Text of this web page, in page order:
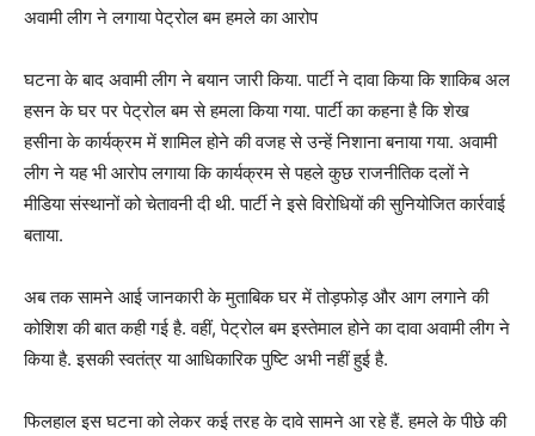
अवामी लीग ने लगाया पेट्रोल बम हमले का आरोप
घटना के बाद अवामी लीग ने बयान जारी किया. पार्टी ने दावा किया कि शाकिब अल
हसन के घर पर पेट्रोल बम से हमला किया गया. पार्टी का कहना है कि शेख
हसीना के कार्यक्रम में शामिल होने की वजह से उन्हें निशाना बनाया गया. अवामी
लीग ने यह भी आरोप लगाया कि कार्यक्रम से पहले कुछ राजनीतिक दलों ने
मीडिया संस्थानों को चेतावनी दी थी. पार्टी ने इसे विरोधियों की सुनियोजित कार्रवाई
बताया.
अब तक सामने आई जानकारी के मुताबिक घर में तोड़फोड़ और आग लगाने की
कोशिश की बात कही गई है. वहीं, पेट्रोल बम इस्तेमाल होने का दावा अवामी लीग ने
किया है. इसकी स्वतंत्र या आधिकारिक पुष्टि अभी नहीं हुई है.
फिलहाल इस घटना को लेकर कई तरह के दावे सामने आ रहे हैं. हमले के पीछे की